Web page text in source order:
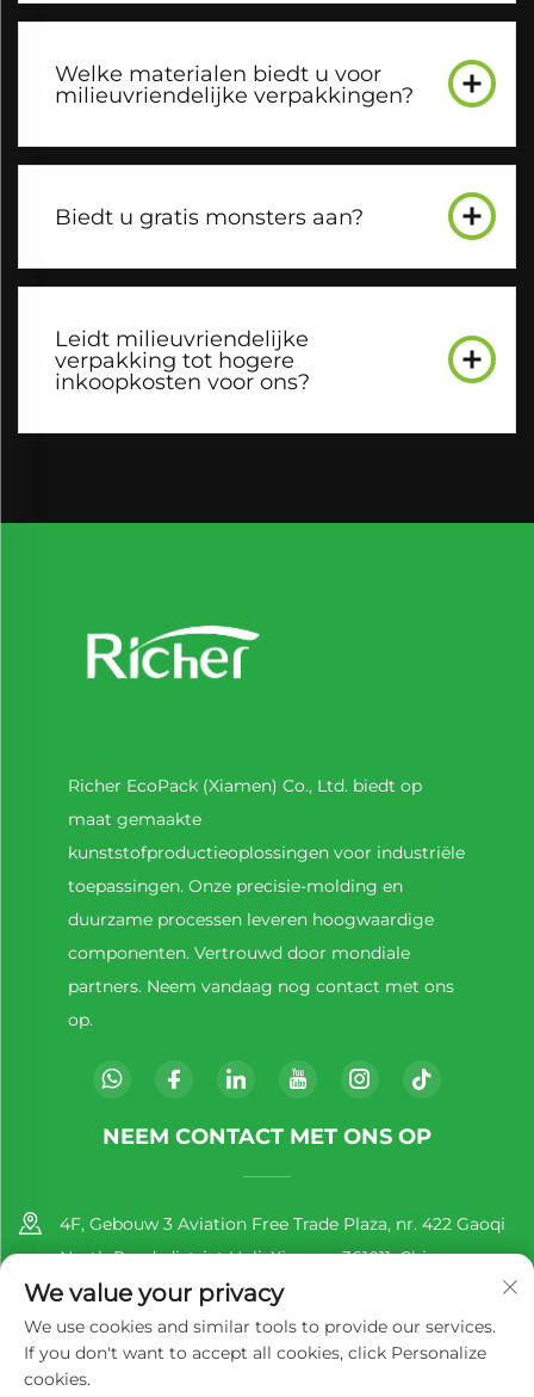
Welke materialen biedt u voor
milieuvriendelijke verpakkingen?
Biedt u gratis monsters aan?
Leidt milieuvriendelijke
verpakking tot hogere
inkoopkosten voor ons?
Richer EcoPack (Xiamen) Co., Ltd. biedt op
maat gemaakte
kunststofproductieoplossingen voor industriële
toepassingen. Onze precisie-molding en
duurzame processen leveren hoogwaardige
componenten. Vertrouwd door mondiale
partners. Neem vandaag nog contact met ons
op.
NEEM CONTACT MET ONS OP
4F, Gebouw 3 Aviation Free Trade Plaza, nr. 422 Gaoqi
North Road, district Huli, Xiamen, 361011, China
+86-13860188777
[email protected]
We value your privacy
We use cookies and similar tools to provide our services.
If you don't want to accept all cookies, click Personalize
cookies.